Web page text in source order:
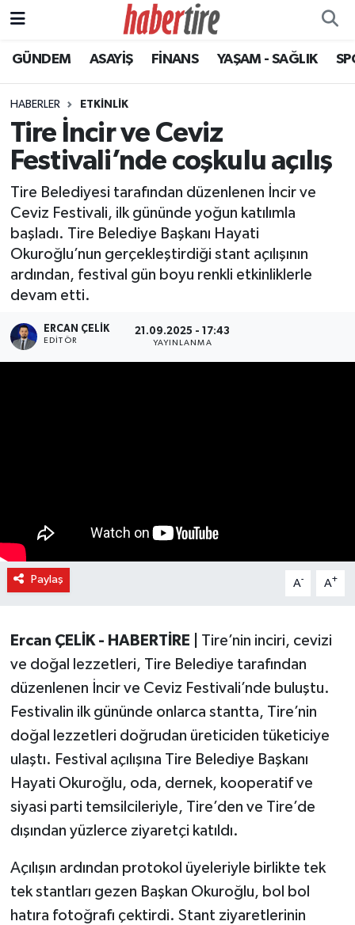
GÜNDEM ASAYİŞ FİNANS YAŞAM - SAĞLIK
HABERLER ETKİNLİK
Tire İncir ve Ceviz
Festivali’nde coşkulu açılış
Tire Belediyesi tarafından düzenlenen İncir ve
Ceviz Festivali, ilk gününde yoğun katılımla
başladı. Tire Belediye Başkanı Hayati
Okuroğlu’nun gerçekleştirdiği stant açılışının
ardından, festival gün boyu renkli etkinliklerle
devam etti.
ERCAN ÇELIK
EDITÖR
21.09.2025 - 17:43
YAYINLANMA
Paylaş A- A+
Ercan ÇELİK - HABERTİRE | Tire’nin inciri, cevizi
ve doğal lezzetleri, Tire Belediye tarafından
düzenlenen İncir ve Ceviz Festivali’nde buluştu.
Festivalin ilk gününde onlarca stantta, Tire’nin
doğal lezzetleri doğrudan üreticiden tüketiciye
ulaştı. Festival açılışına Tire Belediye Başkanı
Hayati Okuroğlu, oda, dernek, kooperatif ve
siyasi parti temsilcileriyle, Tire’den ve Tire’de
dışından yüzlerce ziyaretçi katıldı.
Açılışın ardından protokol üyeleriyle birlikte tek
tek stantları gezen Başkan Okuroğlu, bol bol
hatıra fotoğrafı çektirdi. Stant ziyaretlerinin
Tire Nöbetçi Eczaneler
Tire Hava Durumu
Tire Trafik Yoğunluk Haritası
Tüm Manşetler
Son Dakika Haberleri
Haber Arşivi